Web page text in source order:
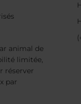
animal de
limitée,
réserver
par